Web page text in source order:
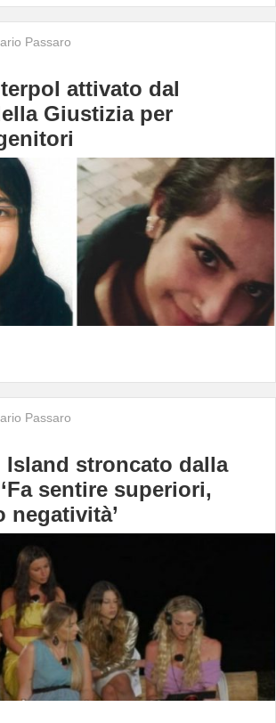
Passaro
attivato dal
Giustizia per
Passaro
Island stroncato dalla
sentire superiori,
negatività’